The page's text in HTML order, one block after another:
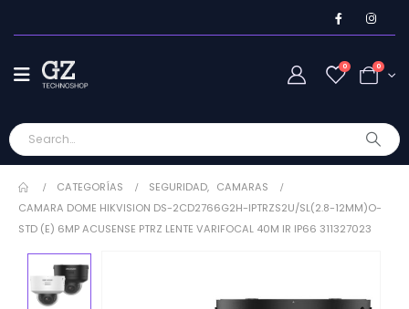
0 0
CATEGORÍAS SEGURIDAD, CAMARAS
CAMARA DOME HIKVISION DS-2CD2766G2H-IPTRZS2U/SL(2.8-12MM)O-
STD (E) 6MP ACUSENSE PTRZ LENTE VARIFOCAL 40M IR IP66 311327023